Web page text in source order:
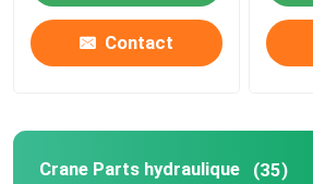
Câble métallique de grue
Contact
Crane Parts hydraulique (35)